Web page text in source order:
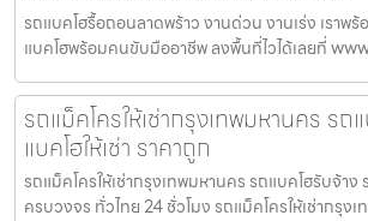
รถแบคโฮรื้อถอนลาดพร้าว งานด่วน งานเร่ง เราพ
แบคโฮพร้อมคนขับมืออาชีพ ลงพื้นที่ไวได้เลยที่
รถแม็คโครให้เช่ากรุงเทพมหานคร รถ
แบคโฮให้เช่า ราคาถูก
รถแม็คโครให้เช่ากรุงเทพมหานคร รถแบคโฮรับจ้าง
ครบวงจร ทั่วไทย 24 ชั่วโมง รถแม็คโครให้เช่ากรุง